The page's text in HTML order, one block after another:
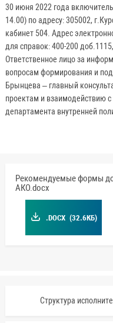
30 июня 2022 года
14.00) по адресу: 305002,
кабинет 504. Адрес
для справок: 400-200
Ответственное лицо за
вопросам формирования и
Брынцева – главный
проектам и взаимодействию
департамента внутренней
Рекомендуемые формы
АКО.docx
.DOCX (32.6КБ)
Структура